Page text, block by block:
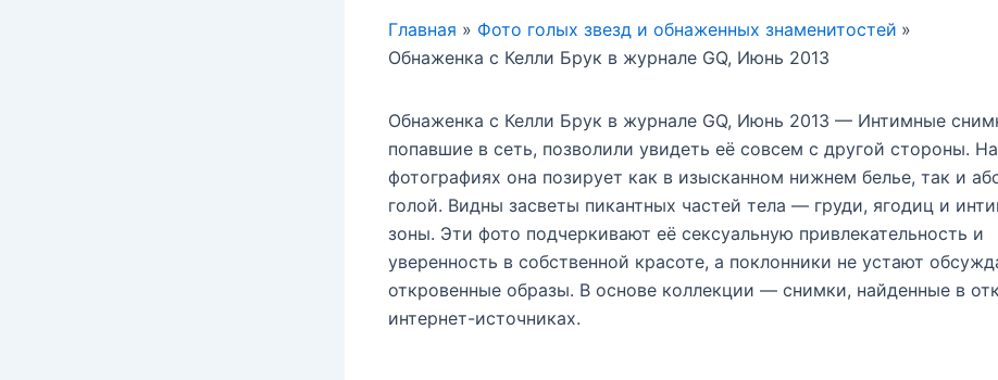
Главная
Фото голых звезд и обнаженных знаменитостей
Обнаженка с Келли Брук в журнале GQ, Июнь 2013
Обнаженка с Келли Брук в журнале GQ, Июнь 2013 — Интимные
попавшие в сеть, позволили увидеть её совсем с другой стороны.
фотографиях она позирует как в изысканном нижнем белье, так и
голой. Видны засветы пикантных частей тела — груди, ягодиц и
зоны. Эти фото подчеркивают её сексуальную привлекательность и
уверенность в собственной красоте, а поклонники не устают
откровенные образы. В основе коллекции — снимки, найденные в
интернет-источниках.